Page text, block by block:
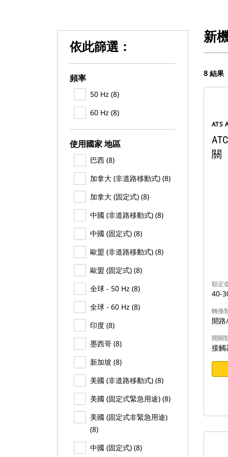
依此篩選：
頻率
50 Hz (8)
60 Hz (8)
使用國家 地區
巴西 (8)
加拿大 (非道路移動式) (8)
加拿大 (固定式) (8)
中國 (非道路移動式) (8)
中國 (固定式) (8)
歐盟 (非道路移動式) (8)
歐盟 (固定式) (8)
全球 - 50 Hz (8)
全球 - 60 Hz (8)
印度 (8)
墨西哥 (8)
新加坡 (8)
美國 (非道路移動式) (8)
美國 (固定式緊急用途) (8)
美國 (固定式非緊急用途)
(8)
中國 (固定式) (8)
新
8 結果
ATS
關
額定
40-
轉換
開路
開關
接觸